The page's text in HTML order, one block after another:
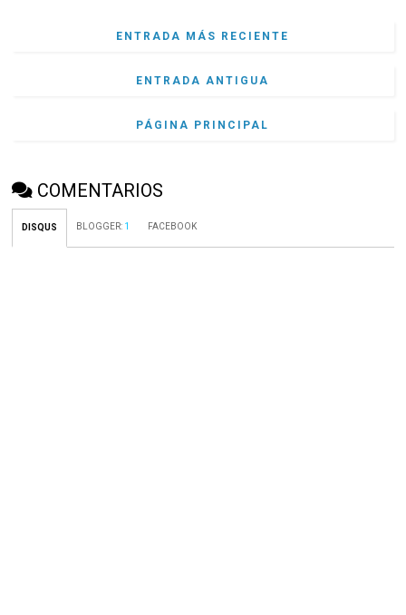
ENTRADA MÁS RECIENTE
ENTRADA ANTIGUA
PÁGINA PRINCIPAL
COMENTARIOS
DISQUS BLOGGER: 1 FACEBOOK